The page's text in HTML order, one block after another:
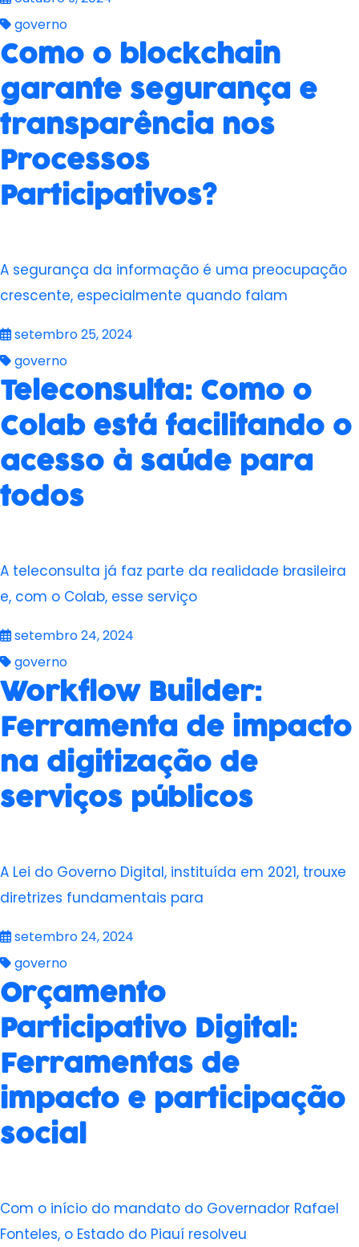
governo
Como o blockchain
garante segurança e
transparência nos
Processos
Participativos?
A segurança da informação é uma preocupação
crescente, especialmente quando falam
setembro 25, 2024
governo
Teleconsulta: Como o
Colab está facilitando o
acesso à saúde para
todos
A teleconsulta já faz parte da realidade brasileira
e, com o Colab, esse serviço
setembro 24, 2024
governo
Workflow Builder:
Ferramenta de impacto
na digitização de
serviços públicos
A Lei do Governo Digital, instituída em 2021, trouxe
diretrizes fundamentais para
setembro 24, 2024
governo
Orçamento
Participativo Digital:
Ferramentas de
impacto e participação
social
Com o início do mandato do Governador Rafael
Fonteles, o Estado do Piauí resolveu